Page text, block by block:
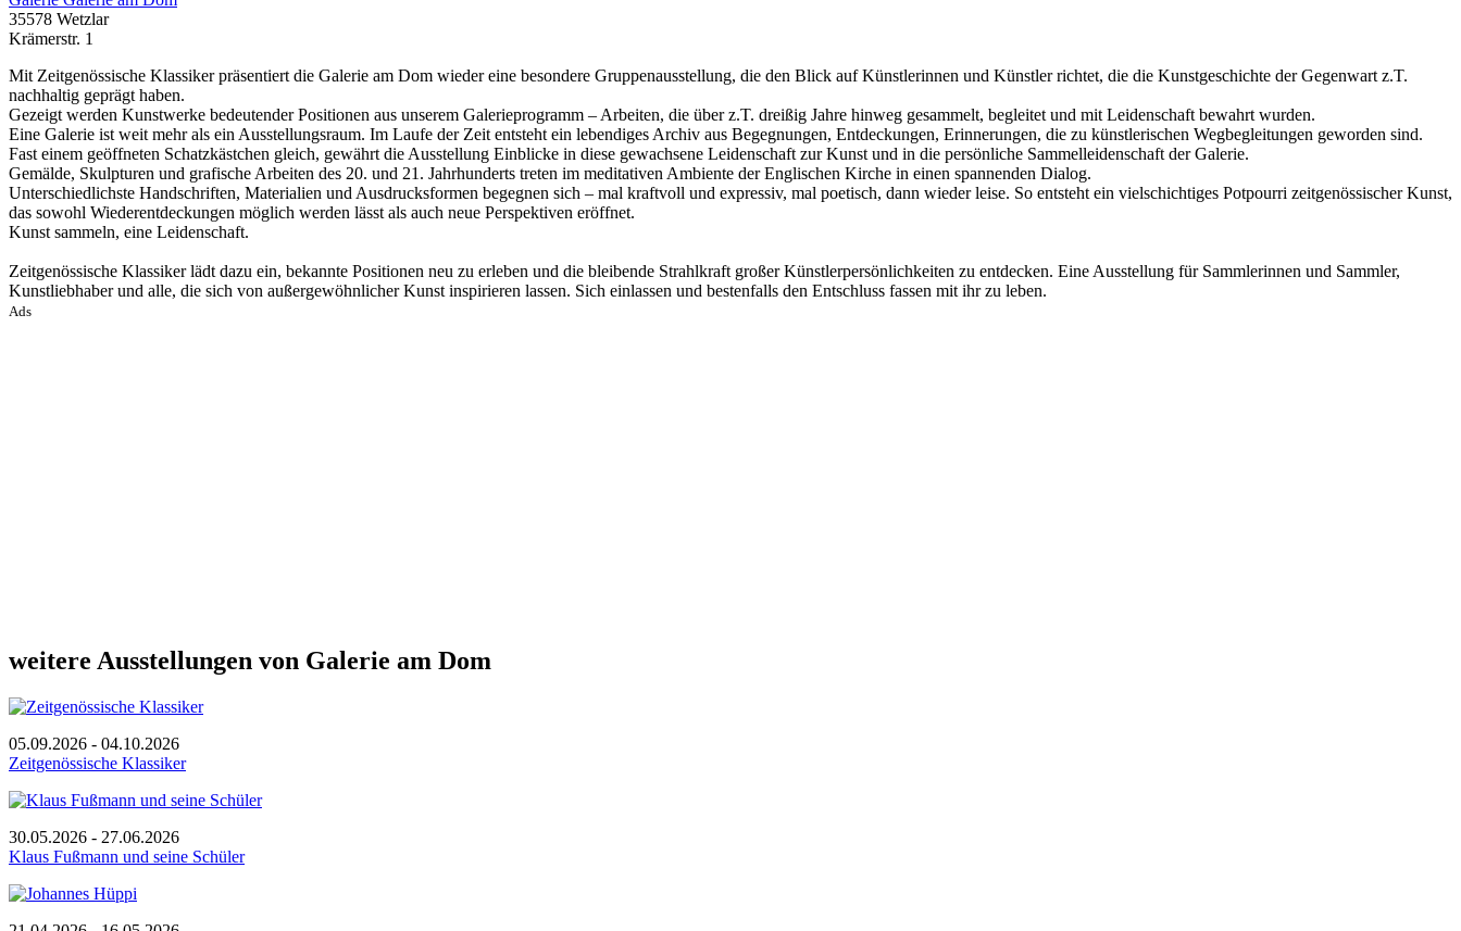
35578 Wetzlar
Krämerstr. 1
Mit Zeitgenössische Klassiker präsentiert die Galerie am Dom wieder eine besondere Gruppenausstellung, die den Blick auf Künstlerinnen und Künstler richtet, die die Kunstgeschichte der Gegenwart z.T.
nachhaltig geprägt haben.
Gezeigt werden Kunstwerke bedeutender Positionen aus unserem Galerieprogramm – Arbeiten, die über z.T. dreißig Jahre hinweg gesammelt, begleitet und mit Leidenschaft bewahrt wurden.
Eine Galerie ist weit mehr als ein Ausstellungsraum. Im Laufe der Zeit entsteht ein lebendiges Archiv aus Begegnungen, Entdeckungen, Erinnerungen, die zu künstlerischen Wegbegleitungen geworden sind.
Fast einem geöffneten Schatzkästchen gleich, gewährt die Ausstellung Einblicke in diese gewachsene Leidenschaft zur Kunst und in die persönliche Sammelleidenschaft der Galerie.
Gemälde, Skulpturen und grafische Arbeiten des 20. und 21. Jahrhunderts treten im meditativen Ambiente der Englischen Kirche in einen spannenden Dialog.
Unterschiedlichste Handschriften, Materialien und Ausdrucksformen begegnen sich – mal kraftvoll und expressiv, mal poetisch, dann wieder leise. So entsteht ein vielschichtiges Potpourri zeitgenössischer Kunst,
das sowohl Wiederentdeckungen möglich werden lässt als auch neue Perspektiven eröffnet.
Kunst sammeln, eine Leidenschaft.
Zeitgenössische Klassiker lädt dazu ein, bekannte Positionen neu zu erleben und die bleibende Strahlkraft großer Künstlerpersönlichkeiten zu entdecken. Eine Ausstellung für Sammlerinnen und Sammler,
Kunstliebhaber und alle, die sich von außergewöhnlicher Kunst inspirieren lassen. Sich einlassen und bestenfalls den Entschluss fassen mit ihr zu leben.
Ads
weitere Ausstellungen von Galerie am Dom
05.09.2026 - 04.10.2026
Zeitgenössische Klassiker
30.05.2026 - 27.06.2026
Klaus Fußmann und seine Schüler